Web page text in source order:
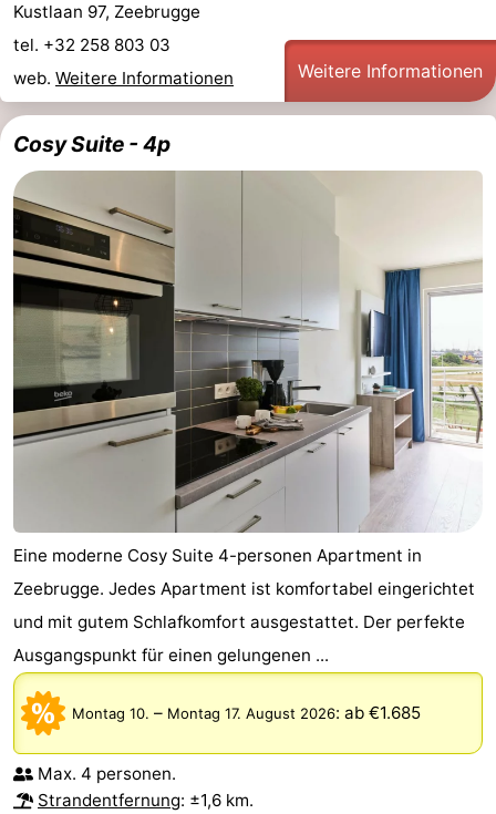
Kustlaan 97, Zeebrugge
tel. +32 258 803 03
web. Weitere Informationen Weitere Informationen
Cosy Suite - 4p
Eine moderne Cosy Suite 4-personen Apartment in
Zeebrugge. Jedes Apartment ist komfortabel eingerichtet
und mit gutem Schlafkomfort ausgestattet. Der perfekte
Ausgangspunkt für einen gelungenen ...
Montag 10. – Montag 17. August 2026: ab €1.685
Max. 4 personen.
Strandentfernung: ±1,6 km.